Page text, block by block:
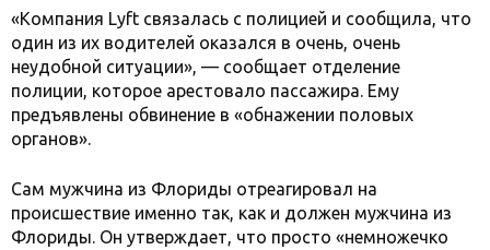
«Компания Lyft связалась с полицией и сообщила, что
один из их водителей оказался в очень, очень
неудобной ситуации», — сообщает отделение
полиции, которое арестовало пассажира. Ему
предъявлены обвинение в «обнажении половых
органов».
Сам мужчина из Флориды отреагировал на
происшествие именно так, как и должен мужчина из
Флориды. Он утверждает, что просто «немножечко